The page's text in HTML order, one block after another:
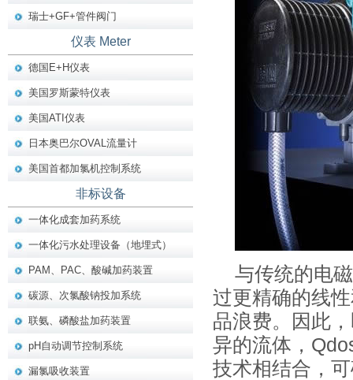
与传统的电
过更精确的线
品浪费。因此
异的流体，
技术相结合，
瑞士+GF+管件阀门
仪表 Meter
德国E+H仪表
美国罗斯蒙特仪表
美国ATI仪表
日本奥巴尔OVAL流量计
美国首都加氯机控制系统
非标设备
一体化成套加药系统
一体化污水处理设备（地埋式）
PAM、PAC、酸碱加药装置
碳源、次氯酸钠投加系统
联氨、磷酸盐加药装置
pH自动调节控制系统
漏氯吸收装置